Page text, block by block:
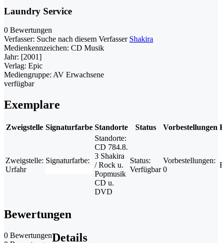
Laundry Service
0 Bewertungen
Verfasser: Suche nach diesem Verfasser Shakira
Medienkennzeichen: CD Musik
Jahr: [2001]
Verlag: Epic
Mediengruppe: AV Erwachsene
verfügbar
Exemplare
Zweigstelle Signaturfarbe Standorte Status Vorbestellungen
Zweigstelle:
Urfahr
Signaturfarbe:
Standorte:
CD 784.8.
3 Shakira
/ Rock u.
Popmusik
CD u.
DVD
Status:
Verfügbar
Vorbestellungen:
0
Bewertungen
0 BewertungenDetails